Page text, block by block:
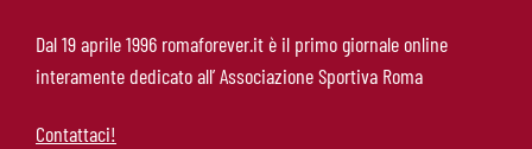
Molina-Roma, arrivo oggi: il passaporto può
sbloccare un altro colpo
Dal 19 aprile 1996 romaforever.it è il primo giornale online
interamente dedicato all’ Associazione Sportiva Roma
Contattaci!